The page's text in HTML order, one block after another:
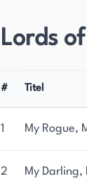
Lords
# Titel
1 My Rogue,
2 My Darling,